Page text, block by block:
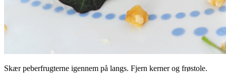
Skær peberfrugterne igennem på langs. Fjern kerner og frøstole.